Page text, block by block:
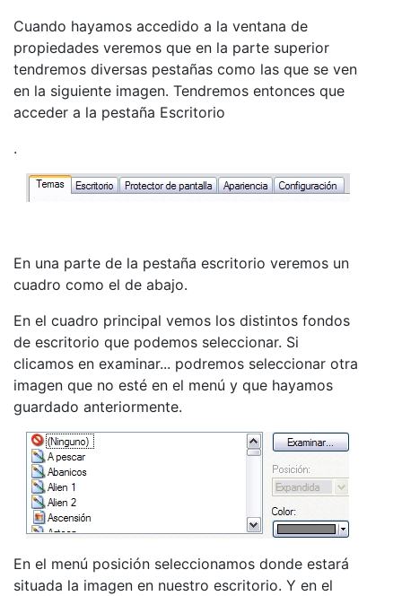
Cuando hayamos accedido a la ventana de
propiedades veremos que en la parte superior
tendremos diversas pestañas como las que se ven
en la siguiente imagen. Tendremos entonces que
acceder a la pestaña Escritorio
.
En una parte de la pestaña escritorio veremos un
cuadro como el de abajo.
En el cuadro principal vemos los distintos fondos
de escritorio que podemos seleccionar. Si
clicamos en examinar... podremos seleccionar otra
imagen que no esté en el menú y que hayamos
guardado anteriormente.
En el menú posición seleccionamos donde estará
situada la imagen en nuestro escritorio. Y en el